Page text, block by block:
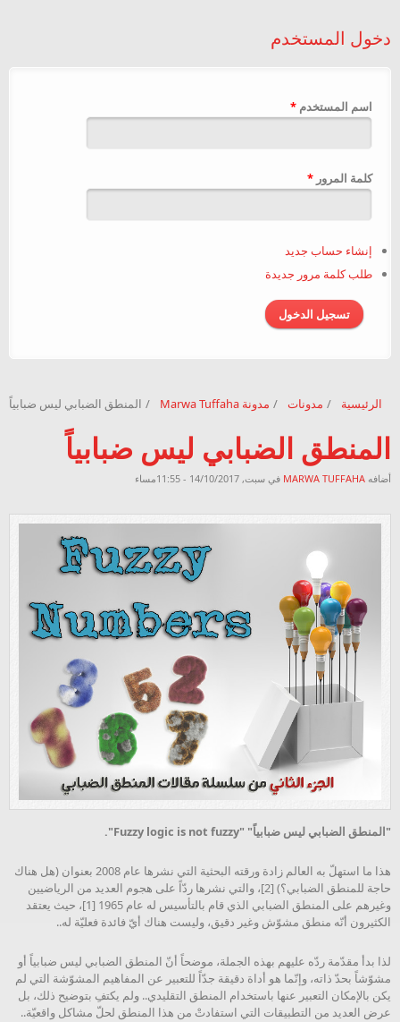
دخول المستخدم
‏اسم المستخدم ‏ *
‏كلمة المرور ‏ *
إنشاء حساب جديد
طلب كلمة مرور جديدة
الرئيسية / مدونات / مدونة Marwa Tuffaha / المنطق الضبابي ليس ضبابياً
المنطق الضبابي ليس ضبابياً
أضافه MARWA TUFFAHA في سبت, 14/10/2017 - 11:55مساء
"المنطق الضبابي ليس ضبابياً" "Fuzzy logic is not fuzzy".
هذا ما استهلّ به العالم زادة ورقته البحثية التي نشرها عام 2008 بعنوان (هل هناك
حاجة للمنطق الضبابي؟) [2]، والتي نشرها ردّاً على هجوم العديد من الرياضيين
وغيرهم على المنطق الضبابي الذي قام بالتأسيس له عام 1965 [1]، حيث يعتقد
الكثيرون أنّه منطق مشوّش وغير دقيق، وليست هناك أيّ فائدة فعليّة له..
لذا بدأ مقدّمة ردّه عليهم بهذه الجملة، موضحاً أنّ المنطق الضبابي ليس ضبابياً أو
مشوّشاً بحدّ ذاته، وإنّما هو أداة دقيقة جدّاً للتعبير عن المفاهيم المشوّشة التي لم
يكن بالإمكان التعبير عنها باستخدام المنطق التقليدي.. ولم يكتفِ بتوضيح ذلك، بل
عرض العديد من التطبيقات التي استفادتْ من هذا المنطق لحلّ مشاكل واقعيّة..